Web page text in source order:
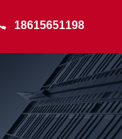
18615651198